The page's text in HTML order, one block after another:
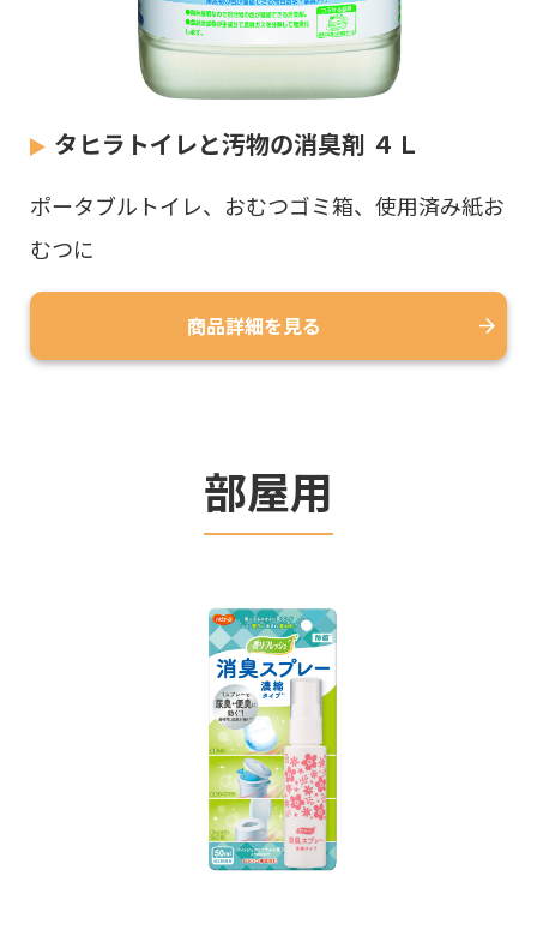
タヒラトイレと汚物の消臭剤 ４Ｌ
ポータブルトイレ、おむつゴミ箱、使用済み紙お
むつに
商品詳細を見る
部屋用